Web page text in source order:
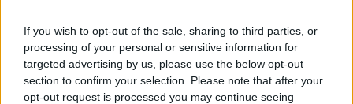
If you wish to opt-out of the sale, sharing to third parties, or
processing of your personal or sensitive information for
targeted advertising by us, please use the below opt-out
section to confirm your selection. Please note that after your
opt-out request is processed you may continue seeing
KEINE NEWS MEHR VERPASSEN